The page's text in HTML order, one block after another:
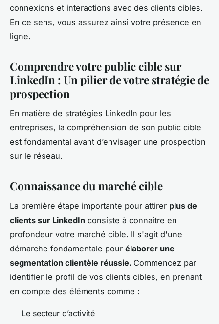
connexions et interactions avec des clients cibles.
En ce sens, vous assurez ainsi votre présence en
ligne.
Comprendre votre public cible sur
LinkedIn : Un pilier de votre stratégie de
prospection
En matière de stratégies LinkedIn pour les
entreprises, la compréhension de son public cible
est fondamental avant d’envisager une prospection
sur le réseau.
Connaissance du marché cible
La première étape importante pour attirer plus de
clients sur LinkedIn consiste à connaître en
profondeur votre marché cible. Il s'agit d'une
démarche fondamentale pour élaborer une
segmentation clientèle réussie. Commencez par
identifier le profil de vos clients cibles, en prenant
en compte des éléments comme :
Le secteur d’activité